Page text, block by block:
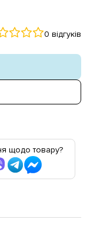
0 відгуків
щодо товару?